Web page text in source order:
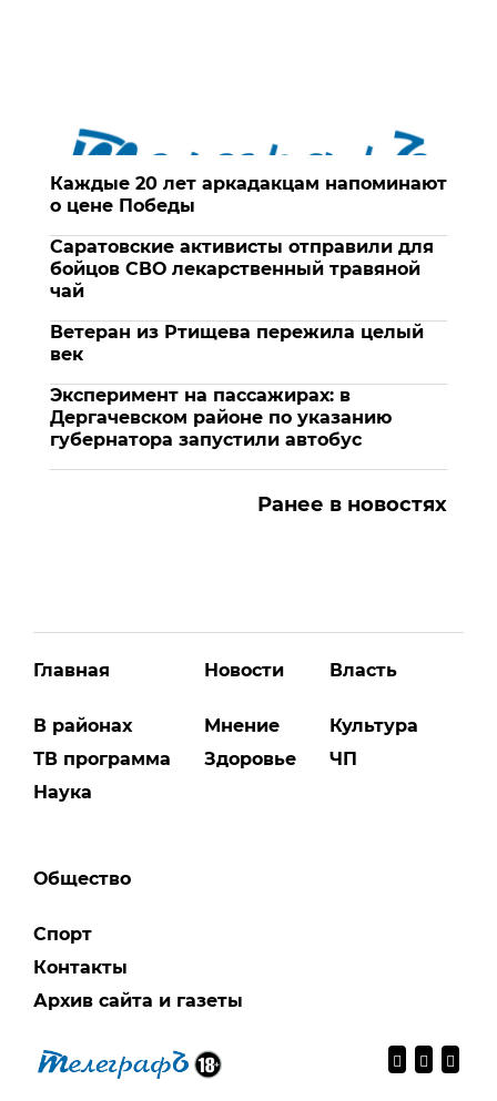
Каждые 20 лет аркадакцам напоминают
о цене Победы
Саратовские активисты отправили для
бойцов СВО лекарственный травяной
чай
Ветеран из Ртищева пережила целый
век
Эксперимент на пассажирах: в
Дергачевском районе по указанию
губернатора запустили автобус
Ранее в новостях
Главная
В районах
ТВ программа
Наука
Новости
Мнение
Здоровье
Власть
Культура
ЧП
Общество
Спорт
Контакты
Архив сайта и газеты